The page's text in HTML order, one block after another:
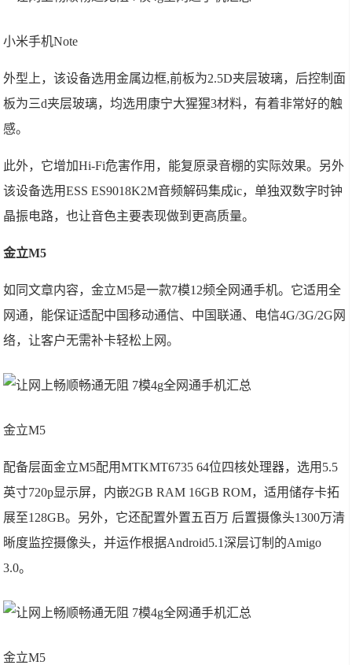
小米手机Note
外型上，该设备选用金属边框,前板为2.5D夹层玻璃，后控制面
板为三d夹层玻璃，均选用康宁大猩猩3材料，有着非常好的触
感。
此外，它增加Hi-Fi危害作用，能复原录音棚的实际效果。另外
该设备选用ESS ES9018K2M音频解码集成ic，单独双数字时钟
晶振电路，也让音色主要表现做到更高质量。
金立M5
如同文章内容，金立M5是一款7模12频全网通手机。它适用全
网通，能保证适配中国移动通信、中国联通、电信4G/3G/2G网
络，让客户无需补卡轻松上网。
金立M5
配备层面金立M5配用MTKMT6735 64位四核处理器，选用5.5
英寸720p显示屏，内嵌2GB RAM 16GB ROM，适用储存卡拓
展至128GB。另外，它还配置外置五百万 后置摄像头1300万清
晰度监控摄像头，并运作根据Android5.1深层订制的Amigo
3.0。
金立M5